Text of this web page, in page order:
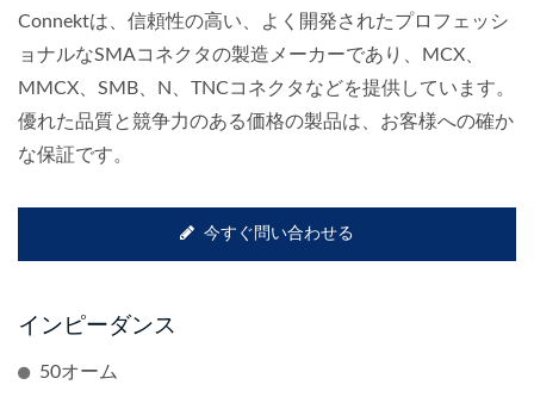
Connektは、信頼性の高い、よく開発されたプロフェッシ
ョナルなSMAコネクタの製造メーカーであり、MCX、
MMCX、SMB、N、TNCコネクタなどを提供しています。
優れた品質と競争力のある価格の製品は、お客様への確か
な保証です。
今すぐ問い合わせる
インピーダンス
50オーム